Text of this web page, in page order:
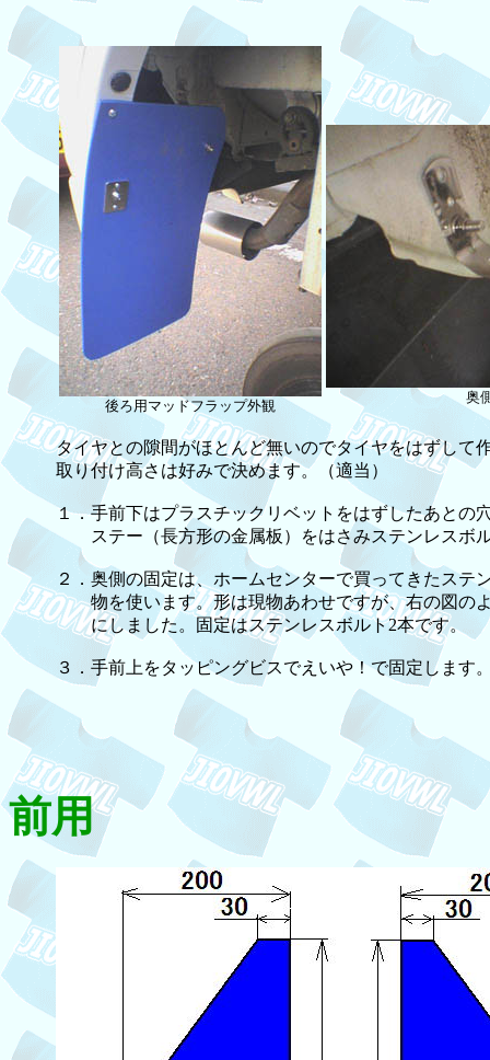
後ろ用マッドフラップ外観
奥
タイヤとの隙間がほとんど無いのでタイヤをはずして
取り付け高さは好みで決めます。（適当）
１．手前下はプラスチックリベットをはずしたあとの
ステー（長方形の金属板）をはさみステンレスボ
２．奥側の固定は、ホームセンターで買ってきたステ
物を使います。形は現物あわせですが、右の図のよ
にしました。固定はステンレスボルト2本です。
３．手前上をタッピングビスでえいや！で固定します
前用